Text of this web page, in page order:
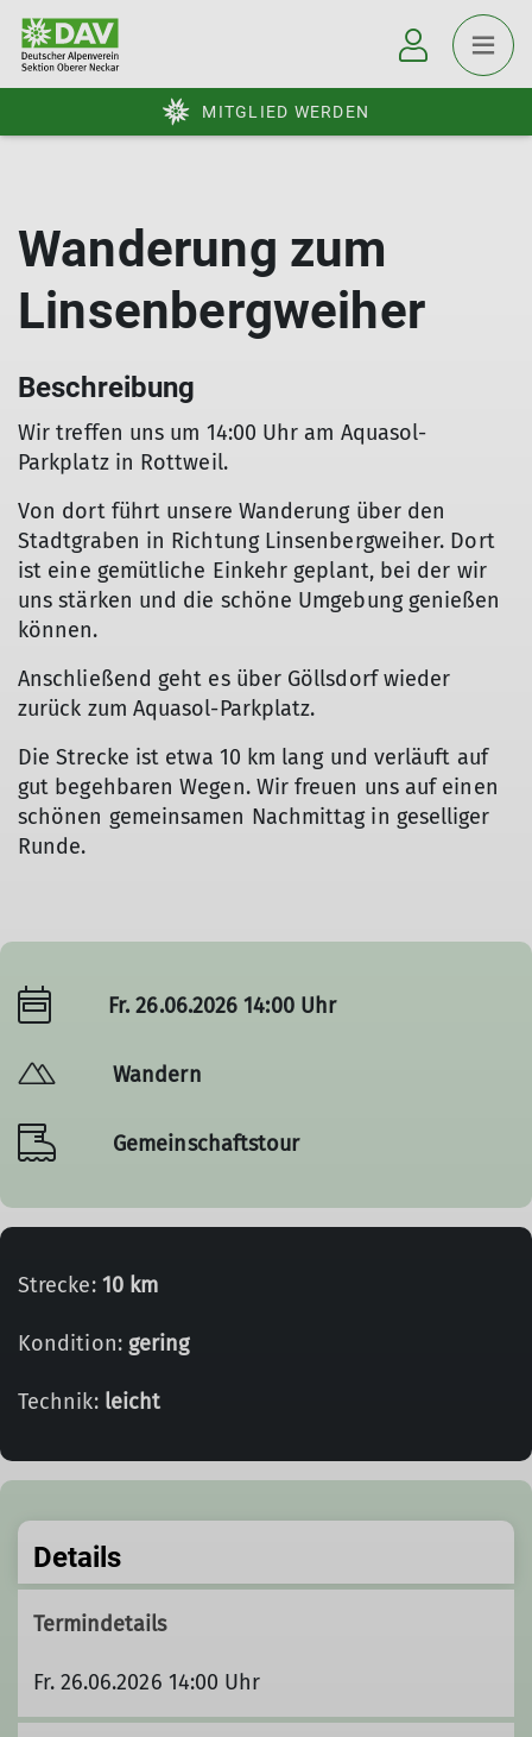
MITGLIED WERDEN
Wanderung zum
Linsenbergweiher
Beschreibung
Wir treffen uns um 14:00 Uhr am Aquasol-
Parkplatz in Rottweil.
Von dort führt unsere Wanderung über den
Stadtgraben in Richtung Linsenbergweiher. Dort
ist eine gemütliche Einkehr geplant, bei der wir
uns stärken und die schöne Umgebung genießen
können.
Anschließend geht es über Göllsdorf wieder
zurück zum Aquasol-Parkplatz.
Die Strecke ist etwa 10 km lang und verläuft auf
gut begehbaren Wegen. Wir freuen uns auf einen
schönen gemeinsamen Nachmittag in geselliger
Runde.
Fr. 26.06.2026 14:00 Uhr
Wandern
Gemeinschaftstour
Strecke: 10 km
Kondition: gering
Technik: leicht
Details
Termindetails
Fr. 26.06.2026 14:00 Uhr